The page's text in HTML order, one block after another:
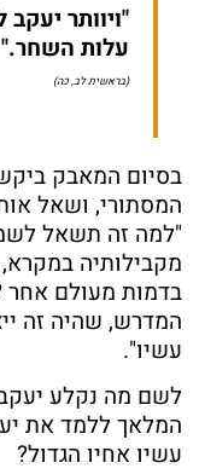
"ויוותר
עלות השחר."
(בראשית לב, כה)
בסיום המאבק
המסתורי, ושאל
"למה זה תשאל
מקבילותיה
בדמות מעולם אחר
המדרש, שהיה זה
עשיו".
לשם מה נקלע
המלאך ללמד את
עשיו אחיו הגדול?